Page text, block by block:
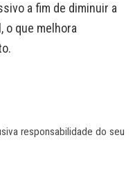
a fim de diminuir a
o que melhora
responsabilidade do seu